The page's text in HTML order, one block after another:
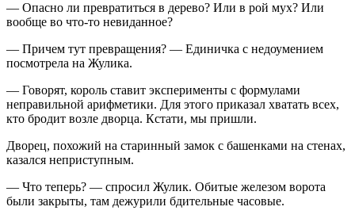
— Опасно ли превратиться в дерево? Или в рой мух? Или
вообще во что-то невиданное?
— Причем тут превращения? — Единичка с недоумением
посмотрела на Жулика.
— Говорят, король ставит эксперименты с формулами
неправильной арифметики. Для этого приказал хватать всех,
кто бродит возле дворца. Кстати, мы пришли.
Дворец, похожий на старинный замок с башенками на стенах,
казался неприступным.
— Что теперь? — спросил Жулик. Обитые железом ворота
были закрыты, там дежурили бдительные часовые.